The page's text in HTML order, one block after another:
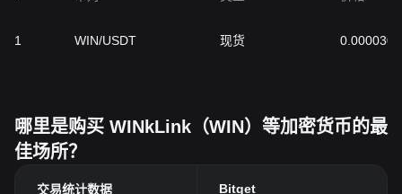
1 WIN/USDT 现货
哪里是购买 WINkLink（WIN）等加密货币的最
佳场所？
交易统计数据 Bitget